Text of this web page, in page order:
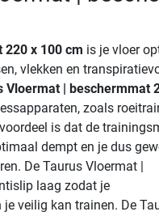
220 x 100 cm is je vloer
vlekken en
Vloermat | beschermmat
zoals
is dat de
dempt en je dus
De Taurus Vloermat |
laag zodat je
veilig kan trainen. De